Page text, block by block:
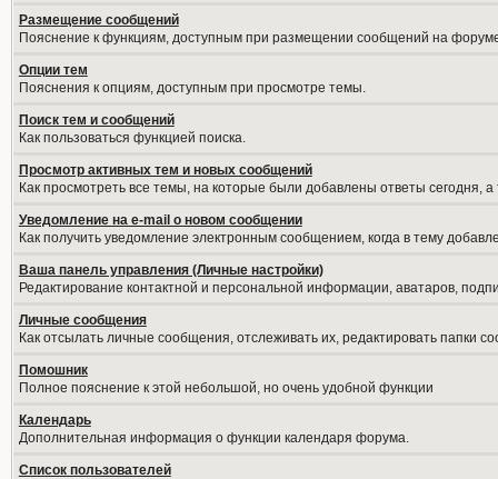
Размещение сообщений
Пояснение к функциям, доступным при размещении сообщений на
Опции тем
Пояснения к опциям, доступным при просмотре темы.
Поиск тем и сообщений
Как пользоваться функцией поиска.
Просмотр активных тем и новых сообщений
Как просмотреть все темы, на которые были добавлены ответы сегодня,
Уведомление на е-mail о новом сообщении
Как получить уведомление электронным сообщением, когда в тему
Ваша панель управления (Личные настройки)
Редактирование контактной и персональной информации, аватаров,
Личные сообщения
Как отсылать личные сообщения, отслеживать их, редактировать папки
Помошник
Полное пояснение к этой небольшой, но очень удобной функции
Календарь
Дополнительная информация о функции календаря форума.
Список пользователей